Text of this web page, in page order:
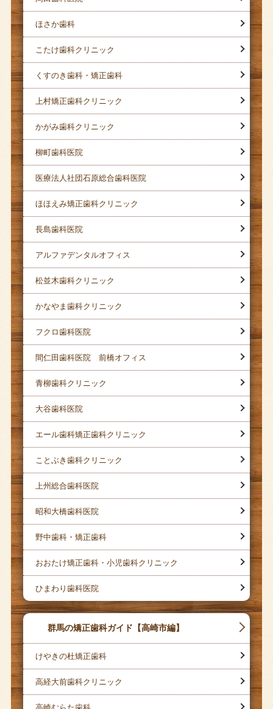
ほさか歯科
こたけ歯科クリニック
くすのき歯科・矯正歯科
上村矯正歯科クリニック
かがみ歯科クリニック
柳町歯科医院
医療法人社団石原総合歯科医院
ほほえみ矯正歯科クリニック
長島歯科医院
アルファデンタルオフィス
松並木歯科クリニック
かなやま歯科クリニック
フクロ歯科医院
間仁田歯科医院 前橋オフィス
青柳歯科クリニック
大谷歯科医院
エール歯科矯正歯科クリニック
ことぶき歯科クリニック
上州総合歯科医院
昭和大橋歯科医院
野中歯科・矯正歯科
おおたけ矯正歯科・小児歯科クリニック
ひまわり歯科医院
群馬の矯正歯科ガイド【高崎市編】
けやきの杜矯正歯科
高経大前歯科クリニック